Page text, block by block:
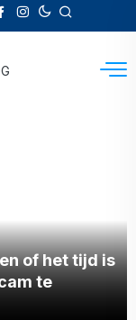
of het tijd is
te